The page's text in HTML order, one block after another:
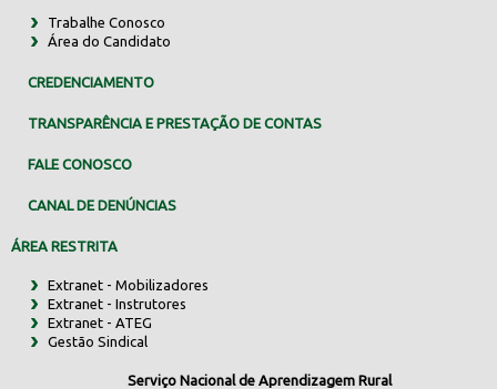
Trabalhe Conosco
Área do Candidato
CREDENCIAMENTO
TRANSPARÊNCIA E PRESTAÇÃO DE CONTAS
FALE CONOSCO
CANAL DE DENÚNCIAS
ÁREA RESTRITA
Extranet - Mobilizadores
Extranet - Instrutores
Extranet - ATEG
Gestão Sindical
Serviço Nacional de Aprendizagem Rural